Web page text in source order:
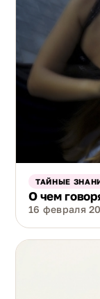
ТАЙНЫЕ
О чем
16 февраля